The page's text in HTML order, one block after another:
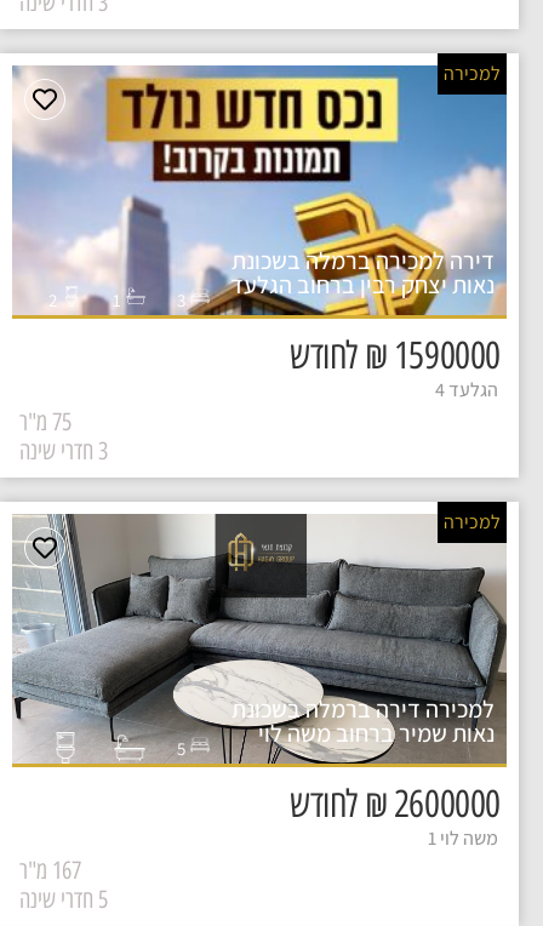
דירה למכירה ברמלה בשכונת
נאות יצחק רבין ברחוב הגלעד 3
1
2
1590000 ₪ לחודש
הגלעד 4
למכירה
75 מ"ר
למכירה דירה ברמלה בשכונת
נאות שמיר ברחוב משה לוי 5
2600000 ₪ לחודש
משה לוי 1
למכירה
167 מ"ר